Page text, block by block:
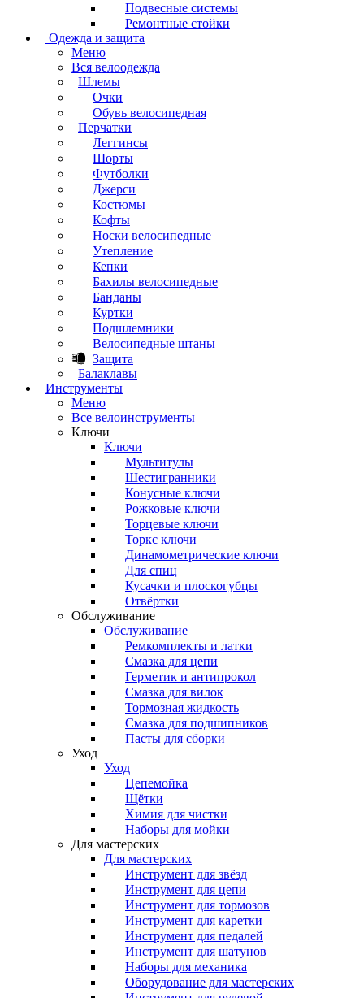
Подвесные системы
Ремонтные стойки
Одежда и защита
Меню
Вся велоодежда
Шлемы
Очки
Обувь велосипедная
Перчатки
Леггинсы
Шорты
Футболки
Джерси
Костюмы
Кофты
Носки велосипедные
Утепление
Кепки
Бахилы велосипедные
Банданы
Куртки
Подшлемники
Велосипедные штаны
Защита
Балаклавы
Инструменты
Меню
Все велоинструменты
Ключи
Ключи
Мультитулы
Шестигранники
Конусные ключи
Рожковые ключи
Торцевые ключи
Торкс ключи
Динамометрические ключи
Для спиц
Кусачки и плоскогубцы
Отвёртки
Обслуживание
Обслуживание
Ремкомплекты и латки
Смазка для цепи
Герметик и антипрокол
Смазка для вилок
Тормозная жидкость
Смазка для подшипников
Пасты для сборки
Уход
Уход
Цепемойка
Щётки
Химия для чистки
Наборы для мойки
Для мастерских
Для мастерских
Инструмент для звёзд
Инструмент для цепи
Инструмент для тормозов
Инструмент для каретки
Инструмент для педалей
Инструмент для шатунов
Наборы для механика
Оборудование для мастерских